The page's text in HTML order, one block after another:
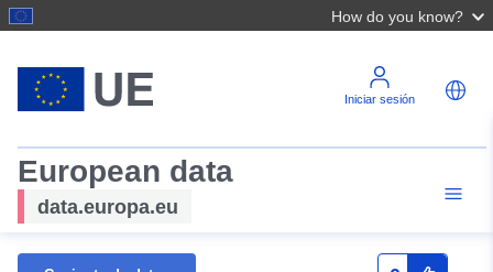
How do you know?
Iniciar sesión
European data
data.europa.eu